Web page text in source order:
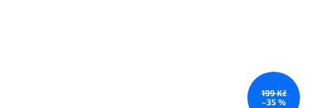
199 Kč
–35 %